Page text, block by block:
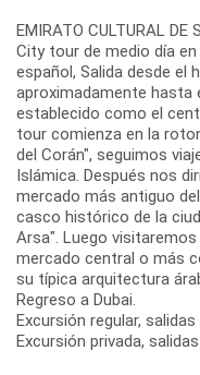
EMIRATO CULTURAL DE
City tour de medio día
español, Salida desde el
aproximadamente hasta
establecido como el
tour comienza en la
del Corán", seguimos
Islámica. Después nos
mercado más antiguo
casco histórico de la
Arsa". Luego
mercado central o más
su típica arquitectura
Regreso a Dubai.
Excursión regular,
Excursión privada,